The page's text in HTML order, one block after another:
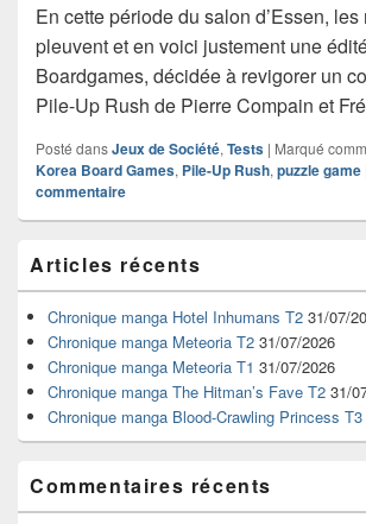
En cette période du salon d’Essen,
pleuvent et en voici justement une
Boardgames, décidée à revigorer un
Pile-Up Rush de Pierre Compain et
Posté dansJeux de Société, Tests | Marqué
Korea Board Games, Pile-Up Rush, puzzle game
commentaire
principale
de
widget
pour
barre
latérale
Articles récents
Chronique manga Hotel Inhumans T2 31/07/
Chronique manga Meteoria T2 31/07/2026
Chronique manga Meteoria T1 31/07/2026
Chronique manga The Hitman’s Fave T2 31/
Chronique manga Blood-Crawling Princess T3
Commentaires récents